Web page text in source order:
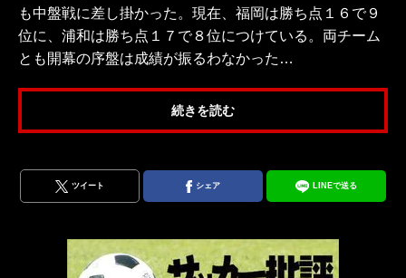
も中盤戦に差し掛かった。現在、福岡は勝ち点１６で９
位に、浦和は勝ち点１７で８位につけている。両チーム
とも開幕の序盤は成績が振るわなかった…
続きを読む
ツイート シェア LINEで送る